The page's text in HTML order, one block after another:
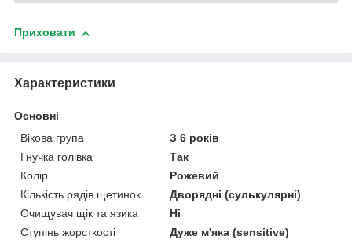
Приховати
Характеристики
Основні
Вікова група
З 6 років
Гнучка голівка
Так
Колір
Рожевий
Кількість рядів щетинок
Дворядні (сулькулярні)
Очищувач щік та язика
Ні
Ступінь жорсткості
Дуже м'яка (sensitive)